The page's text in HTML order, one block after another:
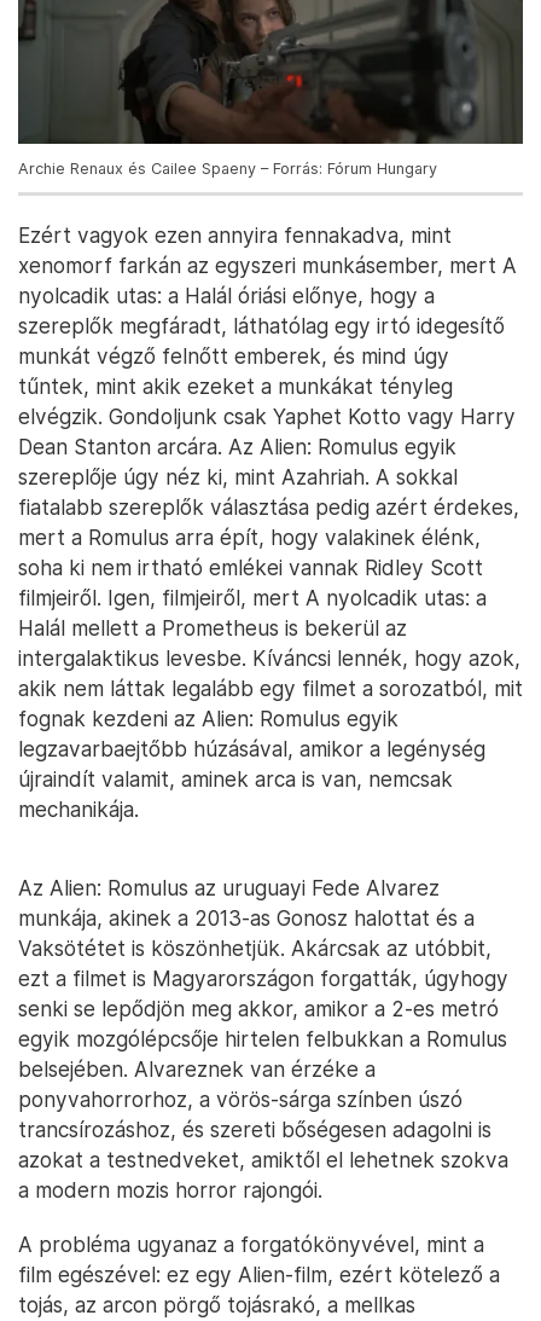
Archie Renaux és Cailee Spaeny – Forrás: Fórum Hungary
Ezért vagyok ezen annyira fennakadva, mint
xenomorf farkán az egyszeri munkásember, mert A
nyolcadik utas: a Halál óriási előnye, hogy a
szereplők megfáradt, láthatólag egy irtó idegesítő
munkát végző felnőtt emberek, és mind úgy
tűntek, mint akik ezeket a munkákat tényleg
elvégzik. Gondoljunk csak Yaphet Kotto vagy Harry
Dean Stanton arcára. Az Alien: Romulus egyik
szereplője úgy néz ki, mint Azahriah. A sokkal
fiatalabb szereplők választása pedig azért érdekes,
mert a Romulus arra épít, hogy valakinek élénk,
soha ki nem irtható emlékei vannak Ridley Scott
filmjeiről. Igen, filmjeiről, mert A nyolcadik utas: a
Halál mellett a Prometheus is bekerül az
intergalaktikus levesbe. Kíváncsi lennék, hogy azok,
akik nem láttak legalább egy filmet a sorozatból, mit
fognak kezdeni az Alien: Romulus egyik
legzavarbaejtőbb húzásával, amikor a legénység
újraindít valamit, aminek arca is van, nemcsak
mechanikája.
Az Alien: Romulus az uruguayi Fede Alvarez
munkája, akinek a 2013-as Gonosz halottat és a
Vaksötétet is köszönhetjük. Akárcsak az utóbbit,
ezt a filmet is Magyarországon forgatták, úgyhogy
senki se lepődjön meg akkor, amikor a 2-es metró
egyik mozgólépcsője hirtelen felbukkan a Romulus
belsejében. Alvareznek van érzéke a
ponyvahorrorhoz, a vörös-sárga színben úszó
trancsírozáshoz, és szereti bőségesen adagolni is
azokat a testnedveket, amiktől el lehetnek szokva
a modern mozis horror rajongói.
A probléma ugyanaz a forgatókönyvével, mint a
film egészével: ez egy Alien-film, ezért kötelező a
tojás, az arcon pörgő tojásrakó, a mellkas